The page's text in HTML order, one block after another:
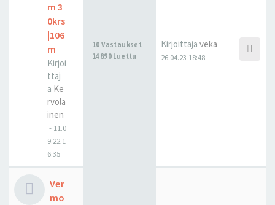
m 3
0krs
|106
m
Kirjoi
ttaj
a Ke
rvola
inen
- 11.0
9.22 1
6:35
10 Vastaukset
14890 Luettu
Kirjoittaja veka
26.04.23 18:48
Ver
mo